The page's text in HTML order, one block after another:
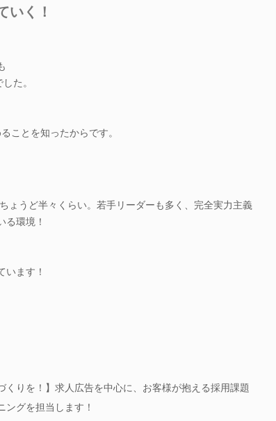
いく！
た。
ことを知ったからです。
ょうど半々くらい。若手リーダーも多く、完全実力主義
る環境！
います！
くりを！】求人広告を中心に、お客様が抱える採用課題
グを担当します！